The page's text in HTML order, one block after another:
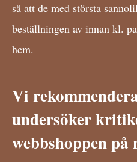
så att de med största
beställningen av innan kl.
hem.
Vi
undersöker
webbshoppen på